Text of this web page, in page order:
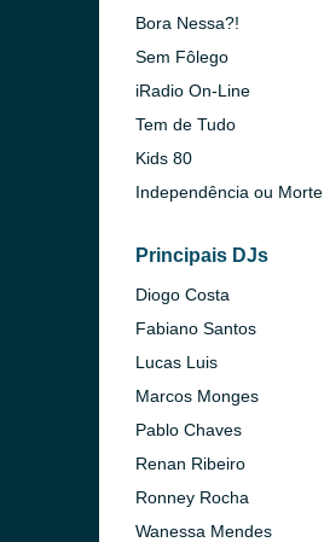
Bora Nessa?!
Sem Fôlego
iRadio On-Line
Tem de Tudo
Kids 80
Independência ou Morte
Principais DJs
Diogo Costa
Fabiano Santos
Lucas Luis
Marcos Monges
Pablo Chaves
Renan Ribeiro
Ronney Rocha
Wanessa Mendes